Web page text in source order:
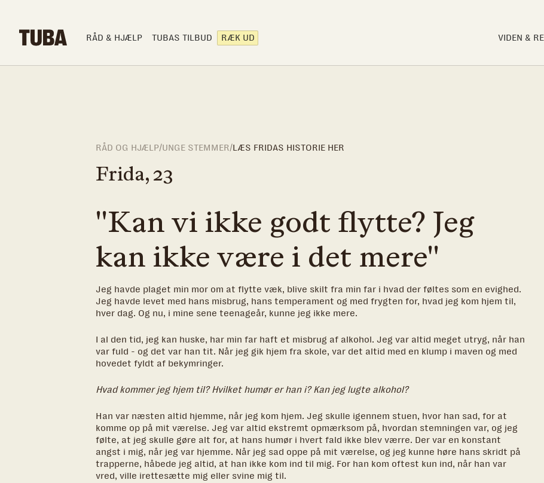
RÅD & HJÆLP TUBAS TILBUD RÆK UD VIDEN &
RÅD OG HJÆLP/UNGE STEMMER/LÆS FRIDAS HISTORIE HER
Frida, 23
"Kan vi ikke godt flytte? Jeg
kan ikke være i det mere"
Jeg havde plaget min mor om at flytte væk, blive skilt fra min far i hvad der føltes som en evighed.
Jeg havde levet med hans misbrug, hans temperament og med frygten for, hvad jeg kom hjem til,
hver dag. Og nu, i mine sene teenageår, kunne jeg ikke mere.
I al den tid, jeg kan huske, har min far haft et misbrug af alkohol. Jeg var altid meget utryg, når han
var fuld - og det var han tit. Når jeg gik hjem fra skole, var det altid med en klump i maven og med
hovedet fyldt af bekymringer.
Hvad kommer jeg hjem til? Hvilket humør er han i? Kan jeg lugte alkohol?
Han var næsten altid hjemme, når jeg kom hjem. Jeg skulle igennem stuen, hvor han sad, for at
komme op på mit værelse. Jeg var altid ekstremt opmærksom på, hvordan stemningen var, og jeg
følte, at jeg skulle gøre alt for, at hans humør i hvert fald ikke blev værre. Der var en konstant
angst i mig, når jeg var hjemme. Når jeg sad oppe på mit værelse, og jeg kunne høre hans skridt på
trapperne, håbede jeg altid, at han ikke kom ind til mig. For han kom oftest kun ind, når han var
vred, ville irettesætte mig eller svine mig til.